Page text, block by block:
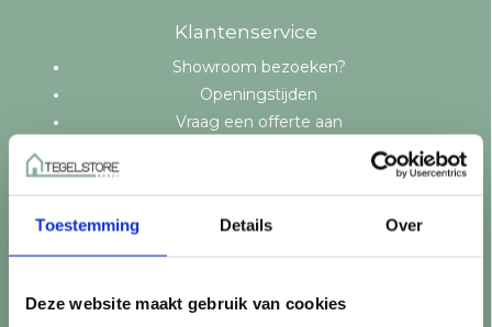
Toestemming Details Over
Deze website maakt gebruik van cookies
Klantenservice
Showroom bezoeken?
Openingstijden
Vraag een offerte aan
Controle vóór verwerking
Garantie & klachten